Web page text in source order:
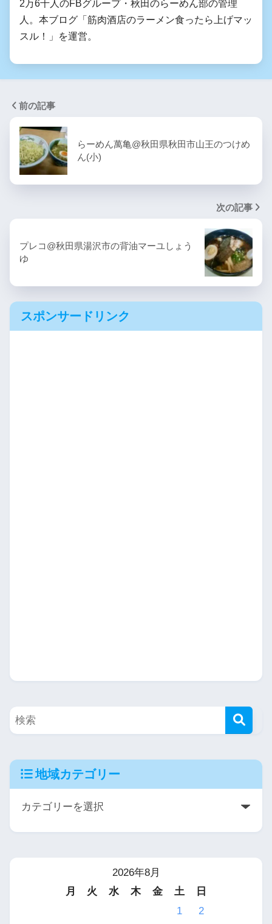
2万6千人のFBグループ・秋田のらーめん部の管理
人。本ブログ「筋肉酒店のラーメン食ったら上げマッ
スル！」を運営。
前の記事
らーめん萬亀@秋田県秋田市山王のつけめ
ん(小)
次の記事
プレコ@秋田県湯沢市の背油マーユしょう
ゆ
スポンサードリンク
地域カテゴリー
2026年8月
月
火 水 木 金 土
日
1
2